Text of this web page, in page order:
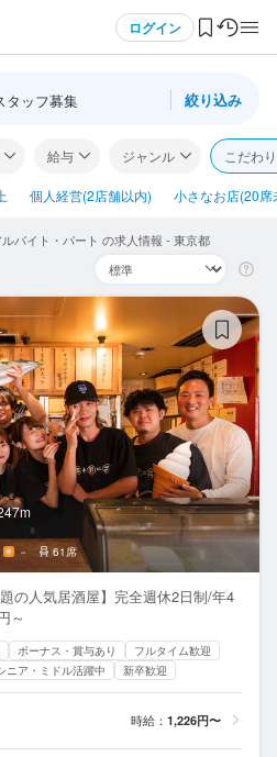
ログイン
無料会員登録
タッフ募集 絞り込み
給与 ジャンル こだわ
個人経営(2店舗以内) 小さなお店(20席
バイト・パート の求人情報 - 東京都
－ 61席
の人気居酒屋】完全週休2日制/年4
～
ボーナス・賞与あり
フルタイム歓迎
ニア・ミドル活躍中 新卒歓迎
時給： 1,226円〜